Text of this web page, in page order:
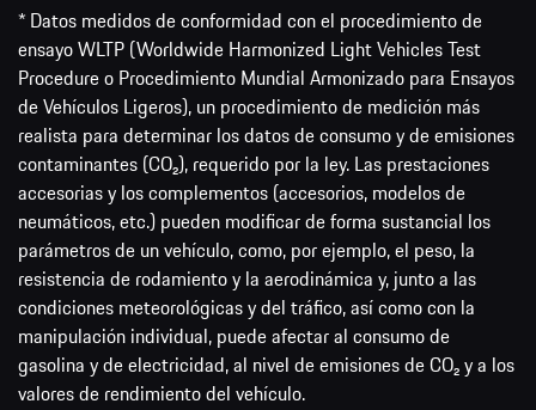
* Datos medidos de conformidad con el procedimiento de
ensayo WLTP (Worldwide Harmonized Light Vehicles Test
Procedure o Procedimiento Mundial Armonizado para Ensayos
de Vehículos Ligeros), un procedimiento de medición más
realista para determinar los datos de consumo y de emisiones
contaminantes (CO₂), requerido por la ley. Las prestaciones
accesorias y los complementos (accesorios, modelos de
neumáticos, etc.) pueden modificar de forma sustancial los
parámetros de un vehículo, como, por ejemplo, el peso, la
resistencia de rodamiento y la aerodinámica y, junto a las
condiciones meteorológicas y del tráfico, así como con la
manipulación individual, puede afectar al consumo de
gasolina y de electricidad, al nivel de emisiones de CO₂ y a los
valores de rendimiento del vehículo.